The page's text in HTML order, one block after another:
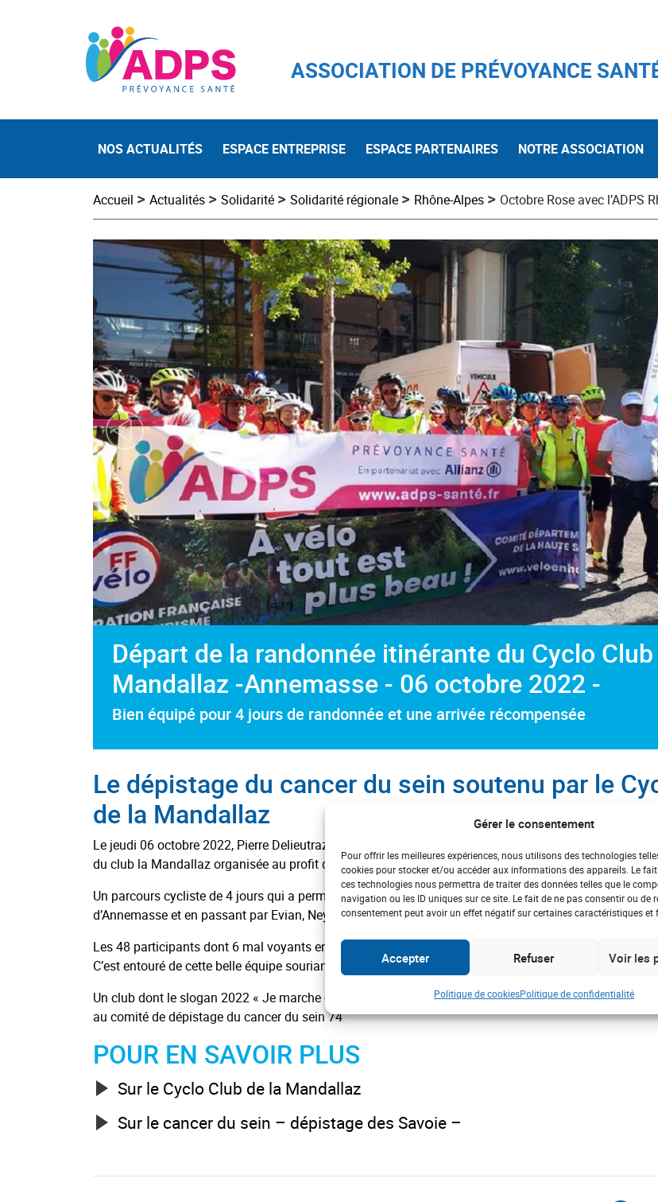
Gérer le consentement
Pour offrir les meilleures expériences, nous utilisons des technologies
cookies pour stocker et/ou accéder aux informations des appareils. Le
ces technologies nous permettra de traiter des données telles que le
navigation ou les ID uniques sur ce site. Le fait de ne pas consentir ou de
consentement peut avoir un effet négatif sur certaines caractéristiques et
Accepter Refuser Voir les
Politique de cookiesPolitique de confidentialité
ASSOCIATION DE PRÉVOYANCE
NOS ACTUALITÉS ESPACE ENTREPRISE ESPACE PARTENAIRES NOTRE ASSOCIATION
Accueil > Actualités > Solidarité > Solidarité régionale > Rhône-Alpes > Octobre Rose avec l’ADPS
Départ de la randonnée itinérante du Cyclo
Mandallaz -Annemasse - 06 octobre 2022 -
Bien équipé pour 4 jours de randonnée et une arrivée récompensée
Le dépistage du cancer du sein soutenu par le
de la Mandallaz
Le jeudi 06 octobre 2022, Pierre Delieutraz Délégué Régional de l’ADPS a donné le départ de la
du club la Mandallaz organisée au profit d’Octobre Rose.
Un parcours cycliste de 4 jours qui a permis aux participants de sillonner les routes de Haute Savoie
d’Annemasse et en passant par Evian, Neydens, Saint Julien, Etrembières, Reignier, Amancy, Etaux,
Les 48 participants dont 6 mal voyants en tandem et un monsieur en tricycle sont arrivés le 9
C’est entouré de cette belle équipe souriante que l’ADPS a Rhône Alpes a remis un don au Cyclo
Un club dont le slogan 2022 « Je marche ou je cours, je dis oui au dépistage » affiche son
au comité de dépistage du cancer du sein 74
POUR EN SAVOIR PLUS
Sur le Cyclo Club de la Mandallaz
Sur le cancer du sein – dépistage des Savoie –